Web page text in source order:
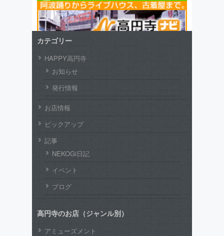
カテゴリー
HAPPY高円寺
お知らせ
発行情報
お店情報
ピックアップ
記事
NEKOGi日記
イベント
ブログ
高円寺のお店（ジャンル別）
アミューズメント